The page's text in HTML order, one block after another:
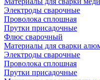
Электроды сварочные
Проволока сплошная
Прутки присадочные
Флюс сварочный
Материалы для сварки
Электроды сварочные
Проволока сплошная
Прутки присадочные